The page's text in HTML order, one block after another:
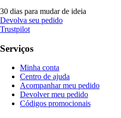
30 dias para mudar de ideia
Devolva seu pedido
Trustpilot
Serviços
Minha conta
Centro de ajuda
Acompanhar meu pedido
Devolver meu pedido
Códigos promocionais